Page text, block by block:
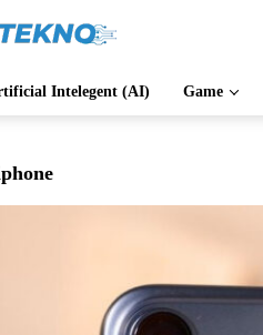
Intelegent (AI) Game